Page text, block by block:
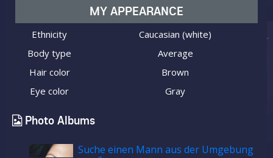
MY APPEARANCE
Ethnicity
Caucasian (white)
Body type
Average
Hair color
Brown
Eye color
Gray
Photo Albums
Suche einen Mann aus der Umgebung